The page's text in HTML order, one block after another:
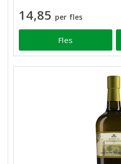
14,85 per fles
Fles